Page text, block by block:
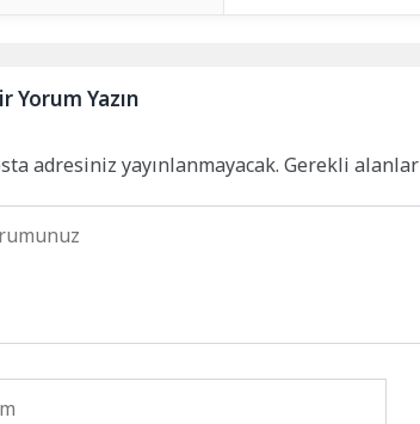
Yorum Yazın
adresiniz yayınlanmayacak. Gerekli alanlar